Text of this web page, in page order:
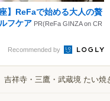
座】ReFaで始める大人の贅
フケア PR(ReFa GINZA on CR
Recommended by
吉祥寺・三鷹・武蔵境 たい焼